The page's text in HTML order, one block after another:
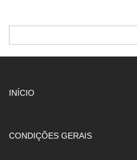
INÍCIO
CONDIÇÕES GERAIS